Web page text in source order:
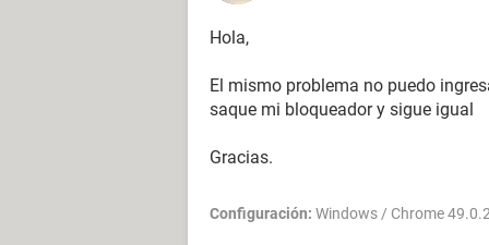
Hola,
El mismo problema no puedo
saque mi bloqueador y sigue igual
Gracias.
Configuración: Windows / Chrome